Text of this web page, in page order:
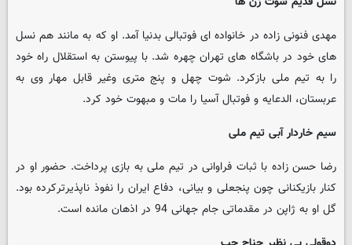
مهدی فنونی زاده در خانواده ای فوتبالی بدنیا آمد. او که به مانند هم نسل
های خود در باشگاه های تهران چهره شد. با پیوستن به استقلال راه خود
را به تیم ملی بازکرد. شوت چهل و پنج متری وغیر قابل مهار وی به
عربستان، الدعایه و فوتبال آسیا را مات و مبهوت خود کرد.
سیم خاردار آبی تیم ملی
رضا حسن زاده با ثبات فراوانی در تیم ملی به بازی پرداخت. حضور او در
کنار بازیکنانی چون پنجعلی و بیانی، دفاع ایران را نفوذ ناپذیرترکرده بود.
گل او به ژاپن در مقدماتی جام جهانی 94 در اذهان مانده است.